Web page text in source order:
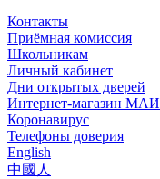
Контакты
Приёмная комиссия
Школьникам
Личный кабинет
Дни открытых дверей
Интернет-магазин МАИ
Коронавирус
Телефоны доверия
English
中國人